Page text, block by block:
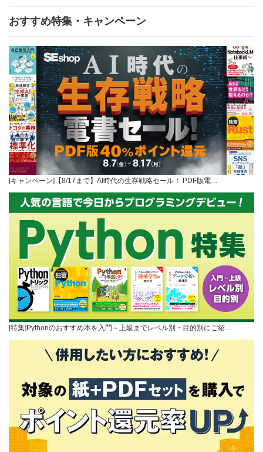
おすすめ特集・キャンペーン
[キャンペーン]【8/17まで】AI時代の生存戦略セール！ PDF版電…
[特集]Pythonのおすすめ本を入門～上級までレベル別・目的別にご紹…